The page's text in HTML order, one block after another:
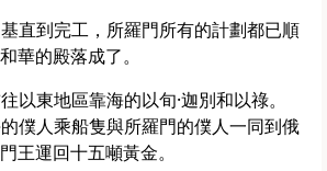
直到完工，所羅門所有的計劃都已順
華的殿落成了。
以東地區靠海的以旬·迦別和以祿。
僕人乘船隻與所羅門的僕人一同到俄
王運回十五噸黃金。